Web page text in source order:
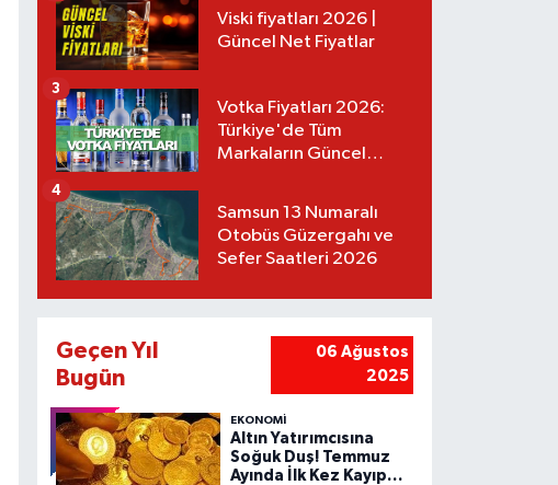
Viski fiyatları 2026 |
Güncel Net Fiyatlar
Votka Fiyatları 2026:
Türkiye'de Tüm
Markaların Güncel
3
Samsun 13 Numaralı
Otobüs Güzergahı ve
Sefer Saatleri 2026
4
Geçen Yıl
Bugün
06 Ağustos
2025
EKONOMİ
Altın Yatırımcısına
Soğuk Duş! Temmuz
Ayında İlk Kez Kayıp